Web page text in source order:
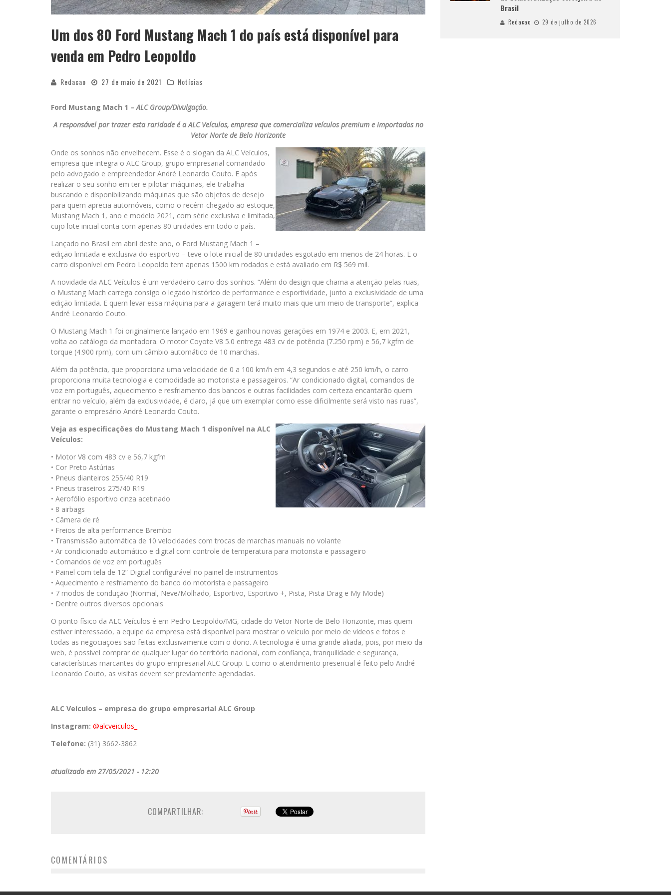
Um dos 80 Ford Mustang Mach 1 do país está disponível para
venda em Pedro Leopoldo
Redacao 27 de maio de 2021 Notícias
Ford Mustang Mach 1 –ALC Group/Divulgação.
A responsável por trazer esta raridade é a ALC Veículos, empresa que comercializa veículos premium e importados no
Vetor Norte de Belo Horizonte
Onde os sonhos não envelhecem. Esse é o slogan da ALC Veículos,
empresa que integra o ALC Group, grupo empresarial comandado
pelo advogado e empreendedor André Leonardo Couto. E após
realizar o seu sonho em ter e pilotar máquinas, ele trabalha
buscando e disponibilizando máquinas que são objetos de desejo
para quem aprecia automóveis, como o recém-chegado ao estoque,
Mustang Mach 1, ano e modelo 2021, com série exclusiva e limitada,
cujo lote inicial conta com apenas 80 unidades em todo o país.
Lançado no Brasil em abril deste ano, o Ford Mustang Mach 1 –
edição limitada e exclusiva do esportivo – teve o lote inicial de 80 unidades esgotado em menos de 24 horas. E o
carro disponível em Pedro Leopoldo tem apenas 1500 km rodados e está avaliado em R$ 569 mil.
A novidade da ALC Veículos é um verdadeiro carro dos sonhos. “Além do design que chama a atenção pelas ruas,
o Mustang Mach carrega consigo o legado histórico de performance e esportividade, junto a exclusividade de uma
edição limitada. E quem levar essa máquina para a garagem terá muito mais que um meio de transporte”, explica
André Leonardo Couto.
O Mustang Mach 1 foi originalmente lançado em 1969 e ganhou novas gerações em 1974 e 2003. E, em 2021,
volta ao catálogo da montadora. O motor Coyote V8 5.0 entrega 483 cv de potência (7.250 rpm) e 56,7 kgfm de
torque (4.900 rpm), com um câmbio automático de 10 marchas.
Além da potência, que proporciona uma velocidade de 0 a 100 km/h em 4,3 segundos e até 250 km/h, o carro
proporciona muita tecnologia e comodidade ao motorista e passageiros. “Ar condicionado digital, comandos de
voz em português, aquecimento e resfriamento dos bancos e outras facilidades com certeza encantarão quem
entrar no veículo, além da exclusividade, é claro, já que um exemplar como esse dificilmente será visto nas ruas”,
garante o empresário André Leonardo Couto.
Veja as especificações do Mustang Mach 1 disponível na ALC
Veículos:
• Motor V8 com 483 cv e 56,7 kgfm
• Cor Preto Astúrias
• Pneus dianteiros 255/40 R19
• Pneus traseiros 275/40 R19
• Aerofólio esportivo cinza acetinado
• 8 airbags
• Câmera de ré
• Freios de alta performance Brembo
• Transmissão automática de 10 velocidades com trocas de marchas manuais no volante
• Ar condicionado automático e digital com controle de temperatura para motorista e passageiro
• Comandos de voz em português
• Painel com tela de 12” Digital configurável no painel de instrumentos
• Aquecimento e resfriamento do banco do motorista e passageiro
• 7 modos de condução (Normal, Neve/Molhado, Esportivo, Esportivo +, Pista, Pista Drag e My Mode)
• Dentre outros diversos opcionais
O ponto físico da ALC Veículos é em Pedro Leopoldo/MG, cidade do Vetor Norte de Belo Horizonte, mas quem
estiver interessado, a equipe da empresa está disponível para mostrar o veículo por meio de vídeos e fotos e
todas as negociações são feitas exclusivamente com o dono. A tecnologia é uma grande aliada, pois, por meio da
web, é possível comprar de qualquer lugar do território nacional, com confiança, tranquilidade e segurança,
características marcantes do grupo empresarial ALC Group. E como o atendimento presencial é feito pelo André
Leonardo Couto, as visitas devem ser previamente agendadas.
ALC Veículos – empresa do grupo empresarial ALC Group
Instagram: @alcveiculos_
Telefone: (31) 3662-3862
atualizado em 27/05/2021 - 12:20
COMPARTILHAR:
COMENTÁRIOS
Brasil
Redacao 29 de julho de 2026